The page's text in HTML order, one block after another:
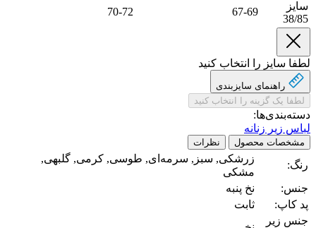
سایز
38/85
67-69
70-72
لطفا سایز را انتخاب کنید
راهنمای سایز‌بندی
لطفا یک گزینه را انتخاب کنید
دسته‌بندی‌ها:
لباس زیر زنانه
مشخصات محصول نظرات
رنگ:
زرشکی, سبز, سرمه‌ای, طوسی, کرمی, گلبهی,
مشکی
جنس:
نخ پنبه
پد کاپ:
ثابت
جنس زیر